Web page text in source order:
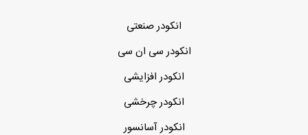
انکودر صنعتی
انکودر سی ان سی
انکودر افزایشی
انکودر چرخشی
انکودر آسانسور